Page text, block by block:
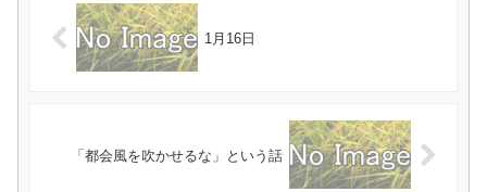
1月16日
「都会風を吹かせるな」という話